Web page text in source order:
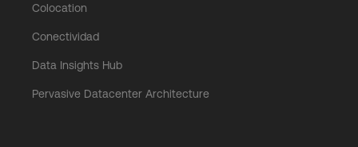
Colocation
Conectividad
Data Insights Hub
Pervasive Datacenter Architecture